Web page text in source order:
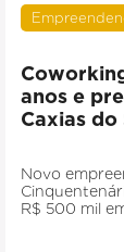
anos e
Caxias do
Novo
R$ 500 mil